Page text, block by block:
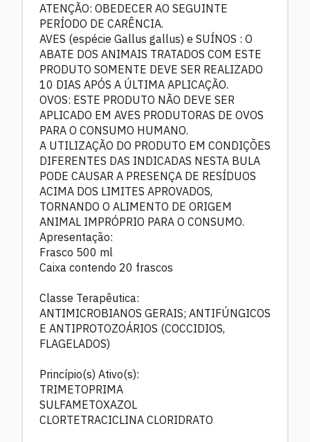
ATENÇÃO: OBEDECER AO SEGUINTE
PERÍODO DE CARÊNCIA.
AVES (espécie Gallus gallus) e SUÍNOS : O
ABATE DOS ANIMAIS TRATADOS COM ESTE
PRODUTO SOMENTE DEVE SER REALIZADO
10 DIAS APÓS A ÚLTIMA APLICAÇÃO.
OVOS: ESTE PRODUTO NÃO DEVE SER
APLICADO EM AVES PRODUTORAS DE OVOS
PARA O CONSUMO HUMANO.
A UTILIZAÇÃO DO PRODUTO EM CONDIÇÕES
DIFERENTES DAS INDICADAS NESTA BULA
PODE CAUSAR A PRESENÇA DE RESÍDUOS
ACIMA DOS LIMITES APROVADOS,
TORNANDO O ALIMENTO DE ORIGEM
ANIMAL IMPRÓPRIO PARA O CONSUMO.
Apresentação:
Frasco 500 ml
Caixa contendo 20 frascos
Classe Terapêutica:
ANTIMICROBIANOS GERAIS; ANTIFÚNGICOS
E ANTIPROTOZOÁRIOS (COCCIDIOS,
FLAGELADOS)
Princípio(s) Ativo(s):
TRIMETOPRIMA
SULFAMETOXAZOL
CLORTETRACICLINA CLORIDRATO